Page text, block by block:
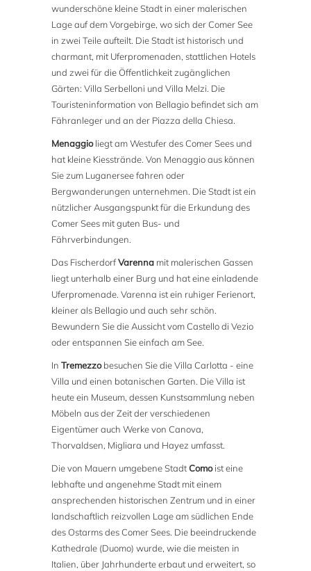
wunderschöne kleine Stadt in einer malerischen
Lage auf dem Vorgebirge, wo sich der Comer See
in zwei Teile aufteilt. Die Stadt ist historisch und
charmant, mit Uferpromenaden, stattlichen Hotels
und zwei für die Öffentlichkeit zugänglichen
Gärten: Villa Serbelloni und Villa Melzi. Die
Touristeninformation von Bellagio befindet sich am
Fähranleger und an der Piazza della Chiesa.
Menaggioliegt am Westufer des Comer Sees und
hat kleine Kiesstrände. Von Menaggio aus können
Sie zum Luganersee fahren oder
Bergwanderungen unternehmen. Die Stadt ist ein
nützlicher Ausgangspunkt für die Erkundung des
Comer Sees mit guten Bus- und
Fährverbindungen.
Das FischerdorfVarenna mit malerischen Gassen
liegt unterhalb einer Burg und hat eine einladende
Uferpromenade. Varenna ist ein ruhiger Ferienort,
kleiner als Bellagio und auch sehr schön.
Bewundern Sie die Aussicht vom Castello di Vezio
oder entspannen Sie einfach am See.
In Tremezzobesuchen Sie die Villa Carlotta - eine
Villa und einen botanischen Garten. Die Villa ist
heute ein Museum, dessen Kunstsammlung neben
Möbeln aus der Zeit der verschiedenen
Eigentümer auch Werke von Canova,
Thorvaldsen, Migliara und Hayez umfasst.
Die von Mauern umgebene StadtComoist eine
lebhafte und angenehme Stadt mit einem
ansprechenden historischen Zentrum und in einer
landschaftlich reizvollen Lage am südlichen Ende
des Ostarms des Comer Sees. Die beeindruckende
Kathedrale (Duomo) wurde, wie die meisten in
Italien, über Jahrhunderte erbaut und erweitert, so